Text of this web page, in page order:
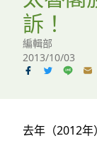
白海豚媽祖宮
支持蠻野
臉書
訴！
編輯部
2013/10/03
去年（2012